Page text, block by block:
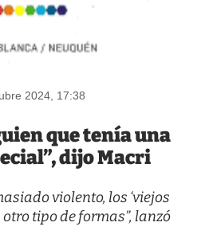
2024, 17:38
que tenía una
dijo Macri
violento, los ‘viejos
otro tipo de formas”, lanzó